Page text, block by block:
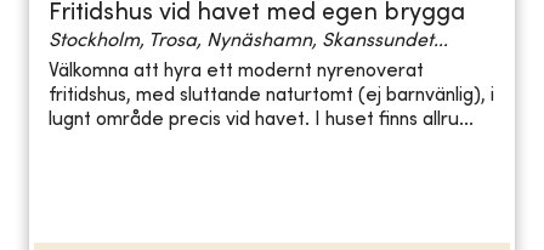
Fritidshus vid havet med egen brygga
Stockholm, Trosa, Nynäshamn, Skanssundet...
Välkomna att hyra ett modernt nyrenoverat
fritidshus, med sluttande naturtomt (ej barnvänlig), i
lugnt område precis vid havet. I huset finns allru...